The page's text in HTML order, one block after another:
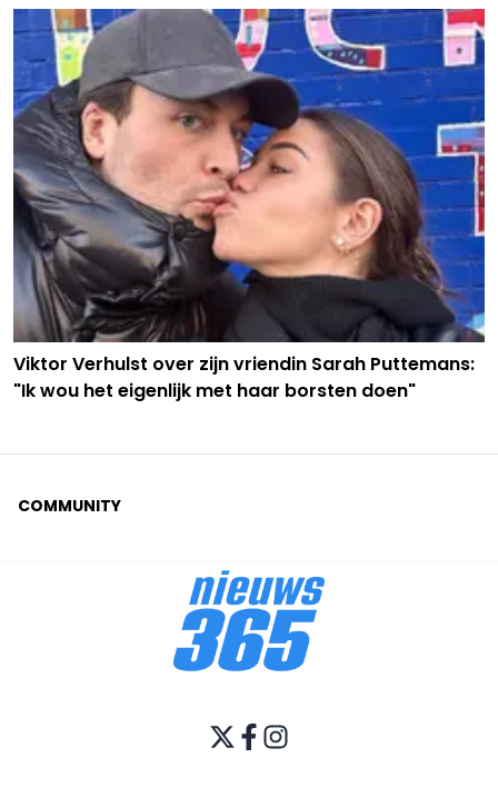
Viktor Verhulst over zijn vriendin Sarah Puttemans:
"Ik wou het eigenlijk met haar borsten doen"
COMMUNITY